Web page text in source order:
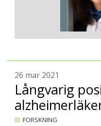
26 mar 2021
Långvarig
FORSKNING